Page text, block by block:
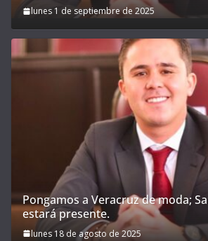
lunes 1 de septiembre de 2025
Pongamos a Veracruz de moda;
estará presente.
lunes 18 de agosto de 2025